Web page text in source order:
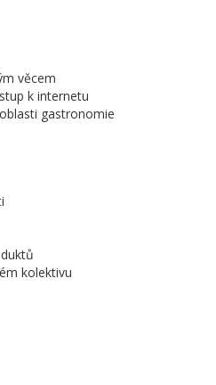
věcem
k internetu
gastronomie
kolektivu